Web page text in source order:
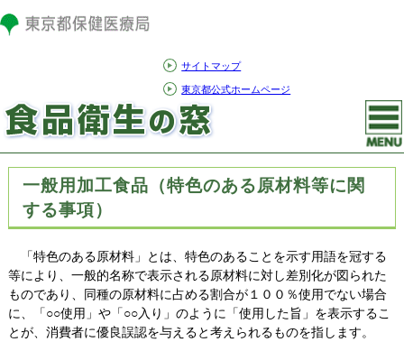
サイトマップ
東京都公式ホームページ
一般用加工食品（特色のある原材料等に関
する事項）
「特色のある原材料」とは、特色のあることを示す用語を冠する
等により、一般的名称で表示される原材料に対し差別化が図られた
ものであり、同種の原材料に占める割合が１００％使用でない場合
に、「○○使用」や「○○入り」のように「使用した旨」を表示するこ
とが、消費者に優良誤認を与えると考えられるものを指します。